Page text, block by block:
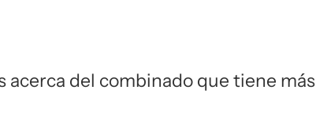
del combinado que tiene más